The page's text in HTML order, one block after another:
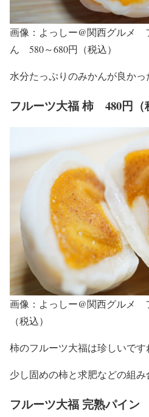
画像：よっしー@関西グルメ
ん 580～680円（税込）
水分たっぷりのみかんが良かっ
フルーツ大福 柿 480円（
画像：よっしー@関西グルメ
（税込）
柿のフルーツ大福は珍しいです
少し固めの柿と求肥などの組み
フルーツ大福 完熟パイン